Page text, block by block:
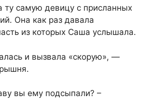
ту самую девицу с присланных
Она как раз давала
из которых Саша услышала.
и вызвала «скорую», —
вы ему подсыпали? –